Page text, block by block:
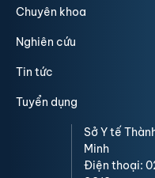
Chuyên khoa
Nghiên cứu
Tin tức
Tuyển dụng
Sở Y tế
Minh
Điện thoại: